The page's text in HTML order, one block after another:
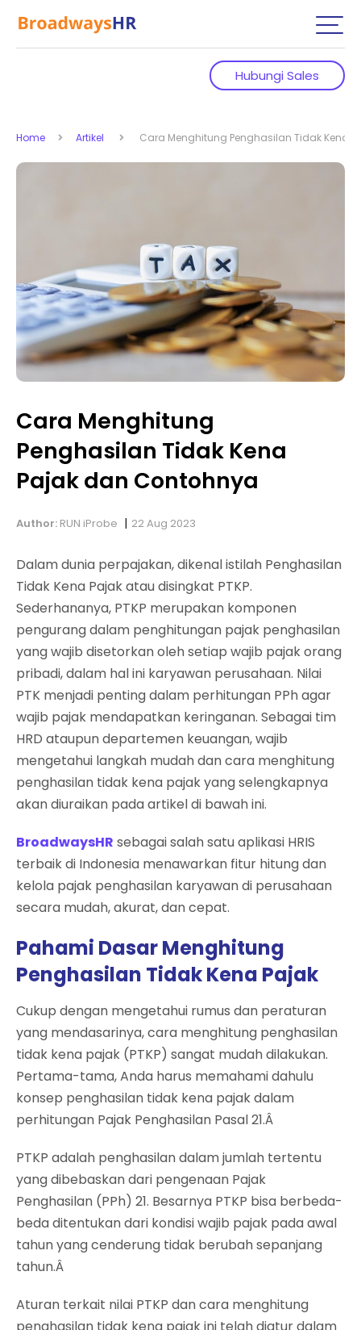
Hubungi Sales
Home Artikel Cara Menghitung Penghasilan Tidak Kena
Cara Menghitung
Penghasilan Tidak Kena
Pajak dan Contohnya
Author: RUN iProbe | 22 Aug 2023
Dalam dunia perpajakan, dikenal istilah Penghasilan
Tidak Kena Pajak atau disingkat PTKP.
Sederhananya, PTKP merupakan komponen
pengurang dalam penghitungan pajak penghasilan
yang wajib disetorkan oleh setiap wajib pajak orang
pribadi, dalam hal ini karyawan perusahaan. Nilai
PTK menjadi penting dalam perhitungan PPh agar
wajib pajak mendapatkan keringanan. Sebagai tim
HRD ataupun departemen keuangan, wajib
mengetahui langkah mudah dan cara menghitung
penghasilan tidak kena pajak yang selengkapnya
akan diuraikan pada artikel di bawah ini.
BroadwaysHR sebagai salah satu aplikasi HRIS
terbaik di Indonesia menawarkan fitur hitung dan
kelola pajak penghasilan karyawan di perusahaan
secara mudah, akurat, dan cepat.
Pahami Dasar Menghitung
Penghasilan Tidak Kena Pajak
Cukup dengan mengetahui rumus dan peraturan
yang mendasarinya, cara menghitung penghasilan
tidak kena pajak (PTKP) sangat mudah dilakukan.
Pertama-tama, Anda harus memahami dahulu
konsep penghasilan tidak kena pajak dalam
perhitungan Pajak Penghasilan Pasal 21.Â
PTKP adalah penghasilan dalam jumlah tertentu
yang dibebaskan dari pengenaan Pajak
Penghasilan (PPh) 21. Besarnya PTKP bisa berbeda-
beda ditentukan dari kondisi wajib pajak pada awal
tahun yang cenderung tidak berubah sepanjang
tahun.Â
Aturan terkait nilai PTKP dan cara menghitung